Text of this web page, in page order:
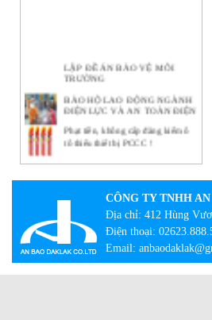
LẬP ĐỀ ÁN BẢO VỆ MÔI
TRƯỜNG
BẢO HỘ LAO ĐỘNG NGÀNH
ĐIỆN LỰC VÀ AN TOÀN ĐIỆN
Phạt tiền, không cấp đăng kiểm ô
tô thiếu thiết bị PCCC !
ĐỘNG TẠI DOANH NGHIỆP
BẢO HỘ LAO ĐỘNG -
NHỮNG KHÁI NIỆM CƠ BẢN
CẦN BIẾT
Lạ lẫm với tour bắt buộc mặc đồ
bảo hộ lao động
Con đường thành công của hãng
CÔNG TY TNHH
Địa chỉ: 412 Hùng
Điện thoại:
Email: